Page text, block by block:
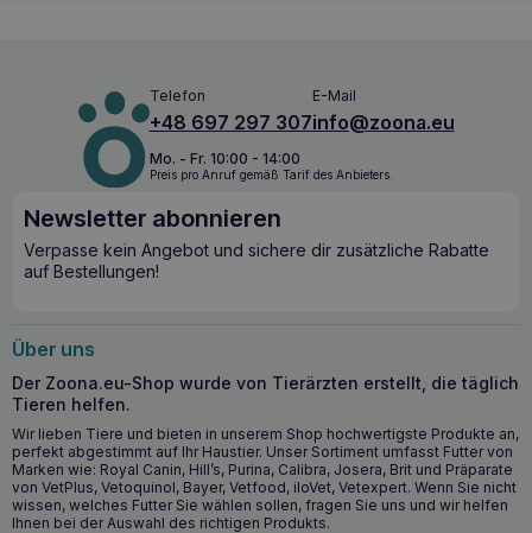
Telefon
+48 697 297 307
E-Mail
info@zoona.eu
Mo. - Fr. 10:00 - 14:00
Preis pro Anruf gemäß Tarif des Anbieters.
Newsletter abonnieren
Verpasse kein Angebot und sichere dir zusätzliche Rabatte
auf Bestellungen!
Über uns
Der Zoona.eu-Shop wurde von Tierärzten erstellt, die täglich
Tieren helfen.
Wir lieben Tiere und bieten in unserem Shop hochwertigste Produkte an,
perfekt abgestimmt auf Ihr Haustier. Unser Sortiment umfasst Futter von
Marken wie: Royal Canin, Hill’s, Purina, Calibra, Josera, Brit und Präparate
von VetPlus, Vetoquinol, Bayer, Vetfood, iloVet, Vetexpert. Wenn Sie nicht
wissen, welches Futter Sie wählen sollen, fragen Sie uns und wir helfen
Ihnen bei der Auswahl des richtigen Produkts.